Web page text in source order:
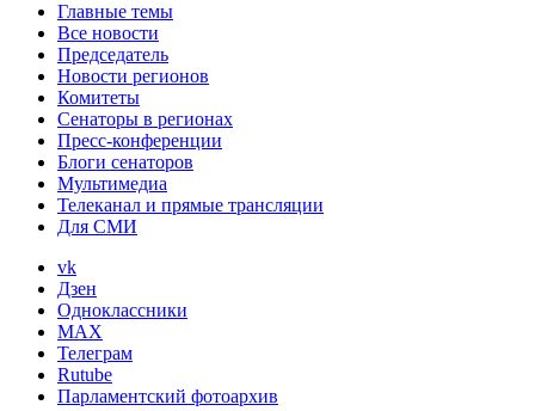
Главные темы
Все новости
Председатель
Новости регионов
Комитеты
Сенаторы в регионах
Пресс-конференции
Блоги сенаторов
Мультимедиа
Телеканал и прямые трансляции
Для СМИ
vk
Дзен
Одноклассники
MAX
Телеграм
Rutube
Парламентский фотоархив